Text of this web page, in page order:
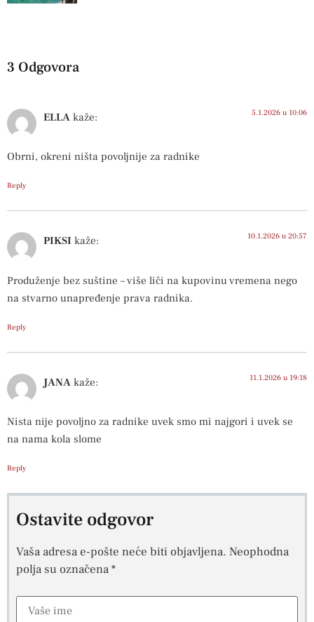
3 Odgovora
ELLA kaže: 5.1.2026 u 10:06
Obrni, okreni ništa povoljnije za radnike
Reply
PIKSI kaže: 10.1.2026 u 20:57
Produženje bez suštine – više liči na kupovinu vremena nego
na stvarno unapređenje prava radnika.
Reply
JANA kaže: 11.1.2026 u 19:18
Nista nije povoljno za radnike uvek smo mi najgori i uvek se
na nama kola slome
Reply
Ostavite odgovor
Vaša adresa e-pošte neće biti objavljena. Neophodna
polja su označena*